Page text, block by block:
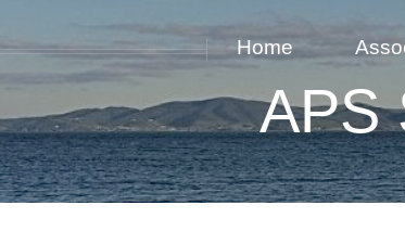
APS
Home